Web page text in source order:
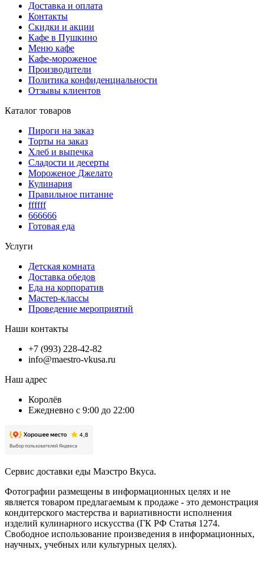
Доставка и оплата
Контакты
Скидки и акции
Кафе в Пушкино
Меню кафе
Кафе-мороженое
Производители
Политика конфиденциальности
Отзывы клиентов
Каталог товаров
Пироги на заказ
Торты на заказ
Хлеб и выпечка
Сладости и десерты
Мороженое Джелато
Кулинария
Правильное питание
ffffff
666666
Готовая еда
Услуги
Детская комната
Доставка обедов
Еда на корпоратив
Мастер-классы
Проведение мероприятий
Наши контакты
+7 (993) 228-42-82
info@maestro-vkusa.ru
Наш адрес
Королёв
Ежедневно с 9:00 до 22:00
Сервис доставки еды Маэстро Вкуса.
Фотографии размещены в информационных целях и не
является товаром предлагаемым к продаже - это демонстрация
кондитерского мастерства и вариативности исполнения
изделий кулинарного искусства (ГК РФ Статья 1274.
Свободное использование произведения в информационных,
научных, учебных или культурных целях).